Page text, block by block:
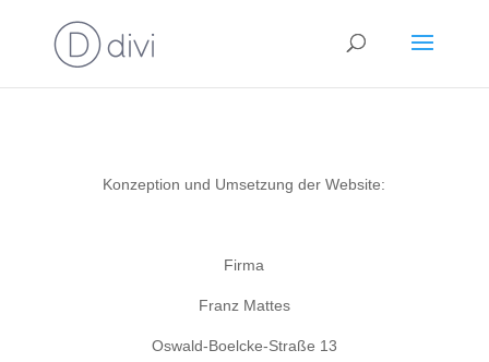
Konzeption und Umsetzung der Website:
Firma
Franz Mattes
Oswald-Boelcke-Straße 13